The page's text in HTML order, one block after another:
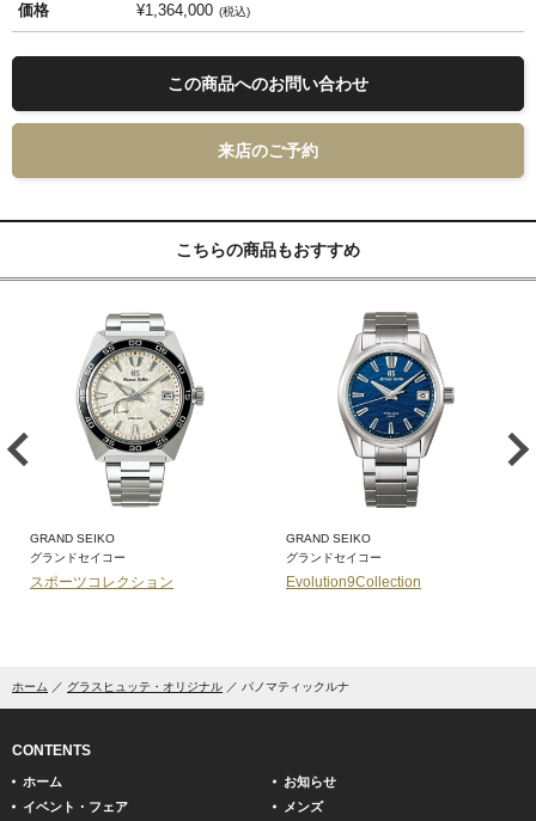
価格 ¥1,364,000 税込
この商品へのお問い合わせ
来店のご予約
こちらの商品もおすすめ
GRAND SEIKO
グランドセイコー
スポーツコレクション
GRAND SEIKO
グランドセイコー
Evolution9Collection
ホーム グラスヒュッテ・オリジナル パノマティックルナ
CONTENTS
ホーム
お知らせ
イベント・フェア
メンズ